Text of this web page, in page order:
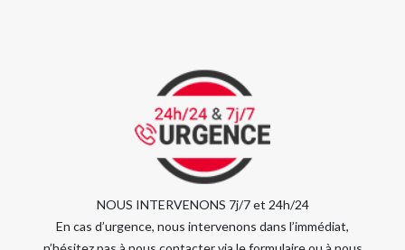
NOUS INTERVENONS 7j/7 et 24h/24
En cas d’urgence, nous intervenons dans l’immédiat,